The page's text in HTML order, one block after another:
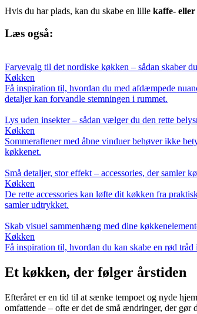
Hvis du har plads, kan du skabe en lille kaffe- eller
Læs også:
Farvevalg til det nordiske køkken – sådan skaber
Køkken
Få inspiration til, hvordan du med afdæmpede
detaljer kan forvandle stemningen i rummet.
Lys uden insekter – sådan vælger du den rette
Køkken
Sommeraftener med åbne vinduer behøver ikke
køkkenet.
Små detaljer, stor effekt – accessories, der samler
Køkken
De rette accessories kan løfte dit køkken fra
samler udtrykket.
Skab visuel sammenhæng med dine
Køkken
Få inspiration til, hvordan du kan skabe en rød
Et køkken, der følger årstiden
Efteråret er en tid til at sænke tempoet og nyde
omfattende – ofte er det de små ændringer, der gør